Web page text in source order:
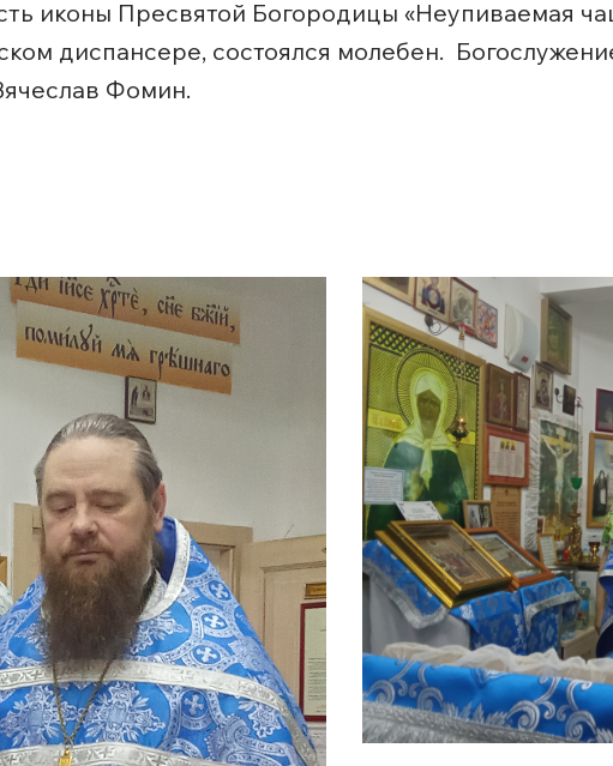
иконы Пресвятой Богородицы «Неупиваемая
диспансере, состоялся молебен.
Фомин.